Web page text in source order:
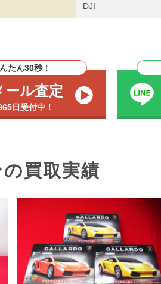
DJI
たん30秒！
ール査定
日受付中！
買取実績